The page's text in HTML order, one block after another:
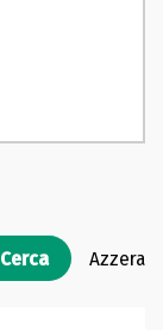
Cerca Azzera